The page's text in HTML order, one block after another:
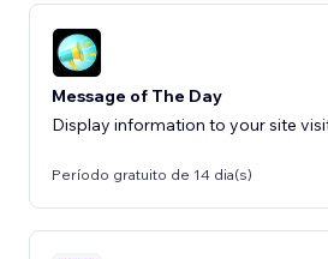
Message of The Day
Display information to your site
Período gratuito de 14 dia(s)